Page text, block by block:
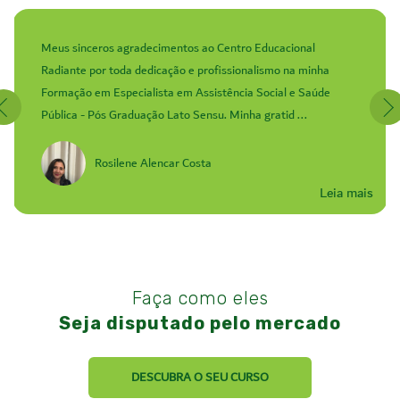
Meus sinceros agradecimentos ao Centro Educacional
Radiante por toda dedicação e profissionalismo na minha
Formação em Especialista em Assistência Social e Saúde
Pública - Pós Graduação Lato Sensu. Minha gratid ...
Leia mais
Rosilene Alencar Costa
Faça como eles
Seja disputado pelo mercado
DESCUBRA O SEU CURSO